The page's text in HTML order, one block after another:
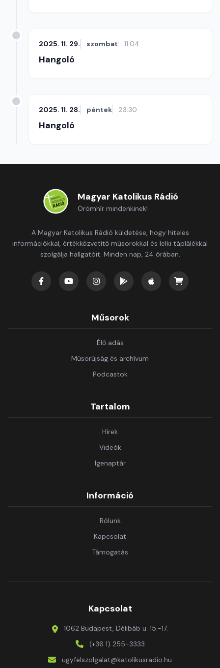
2025. 11. 29. szombat 11:04
Hangoló
2025. 11. 28. péntek 23:30
Hangoló
Magyar Katolikus Rádió
Örömhír mindenkinek!
A Magyar Katolikus Rádió küldetése, hogy hiteles
információkkal, értékközvetítő műsorokkal és lelki táplálékkal
szolgálja hallgatóit. Minden nap, 24 órában.
Műsorok
Élő adás
Műsorújság és archívum
Podcastok
Tartalom
Hírek
Videók
Igenaptár
Információ
Rólunk
Kapcsolat
Támogatás
Kapcsolat
1062 Budapest, Délibáb u. 15.-17.
(+36 1) 255-3333
ugyfelszolgalat@katolikusradio.hu